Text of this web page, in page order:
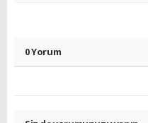
0 Yorum